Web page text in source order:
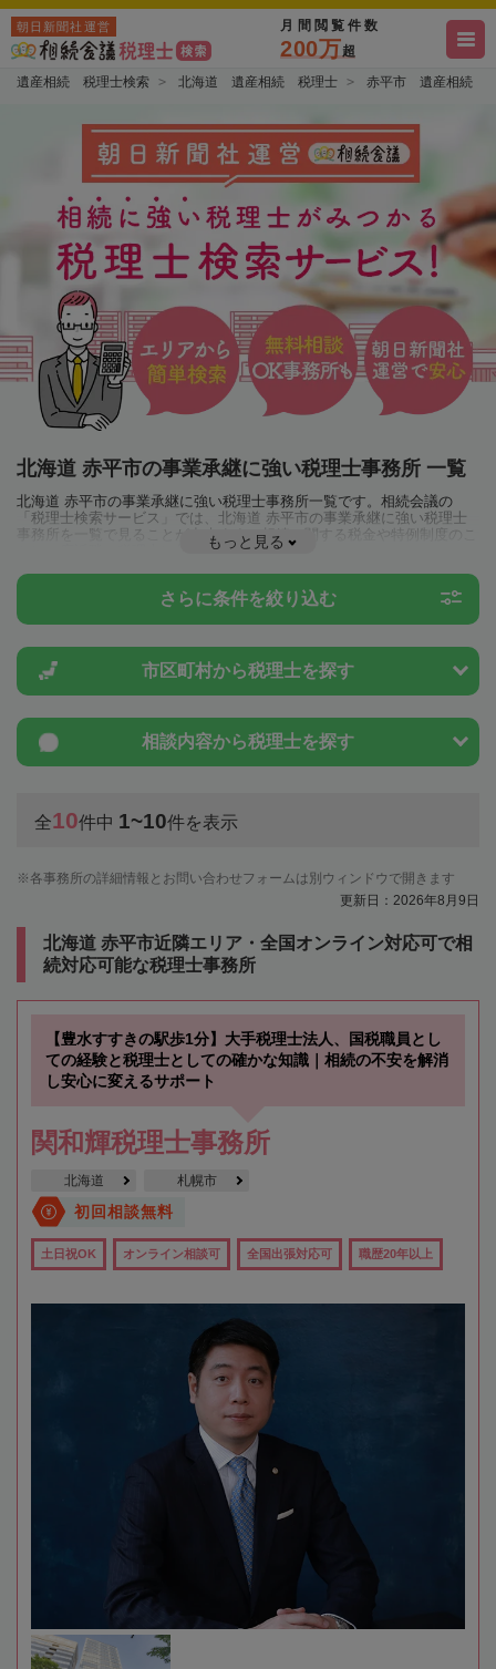
朝日新聞社運営 月間閲覧件数
200万超
遺産相続 税理士検索 北海道 遺産相続 税理士 赤平市 遺産相続
北海道 赤平市の事業承継に強い税理士事務所 一覧
北海道 赤平市の事業承継に強い税理士事務所一覧です。相続会議の
「税理士検索サービス」では、北海道 赤平市の事業承継に強い税理士
事務所を一覧で見ることが出来ます。相続に関する税金や特例制度のこ
とは一度近隣の税理士に相談してみましょう。
もっと見る
さらに条件を絞り込む
市区町村から税理士を探す
相談内容から税理士を探す
全10件中 1~10件を表示
各事務所の詳細情報とお問い合わせフォームは別ウィンドウで開きます
更新日：2026年8月9日
北海道 赤平市近隣エリア・全国オンライン対応可で相
続対応可能な税理士事務所
【豊水すすきの駅歩1分】大手税理士法人、国税職員とし
ての経験と税理士としての確かな知識｜相続の不安を解消
し安心に変えるサポート
関和輝税理士事務所
北海道 札幌市
初回相談無料
土日祝OK オンライン相談可 全国出張対応可 職歴20年以上